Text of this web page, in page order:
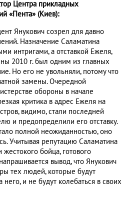
Центра прикладных
«Пента» (Киев):
Янукович созрел для давно
Назначение Саламатина
интригами, а отставкой Ежеля,
2010 г. был одним из главных
Но его не увольняли, потому что
замены. Очередной
обороны в начале
критика в адрес Ежеля на
видимо, стали последней
и предопределили его отставку.
полной неожиданностью, оно
Учитывая репутацию Саламатина
бойца, готового
вывод, что Янукович
тех людей, которые будут
него, и не будут колебаться в своих